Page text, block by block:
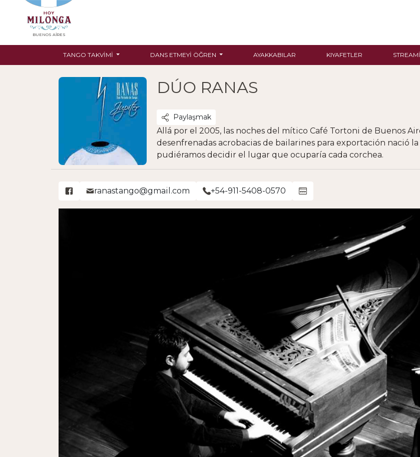
BUENOS AIRES
TANGO TAKVIMI DANS ETMEYI ÖĞREN AYAKKABILAR KIYAFETLER
DÚO RANAS
Paylaşmak
Allá por el 2005, las noches del mítico Café Tortoni de Buenos
desenfrenadas acrobacias de bailarines para exportación nació
pudiéramos decidir el lugar que ocuparía cada corchea.
ranastango@gmail.com +54-911-5408-0570